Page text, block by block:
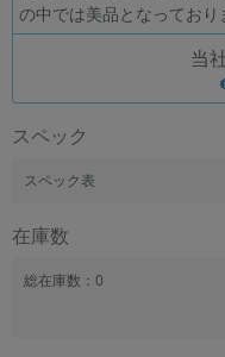
の中では美品となっており
当
スペック
スペック表
在庫数
総在庫数：0
メモリ